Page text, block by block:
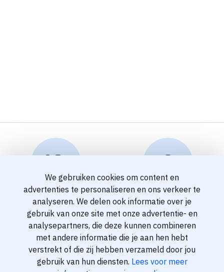
Reserveren en info
info@travelnoord.nl
Klantenservice
088 - 058 0500
We gebruiken cookies om content en
advertenties te personaliseren en ons verkeer te
analyseren. We delen ook informatie over je
gebruik van onze site met onze advertentie- en
analysepartners, die deze kunnen combineren
met andere informatie die je aan hen hebt
verstrekt of die zij hebben verzameld door jou
gebruik van hun diensten. Lees voor meer